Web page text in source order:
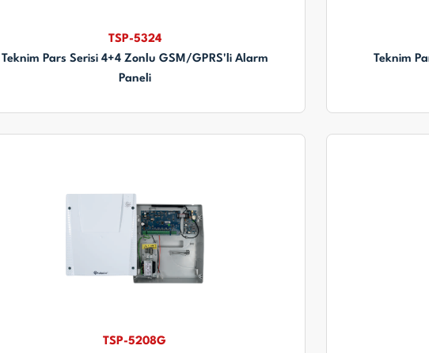
TSP-5324
Teknim Pars Serisi 4+4 Zonlu GSM/GPRS'li Alarm
Paneli
Teknim
TSP-5208G